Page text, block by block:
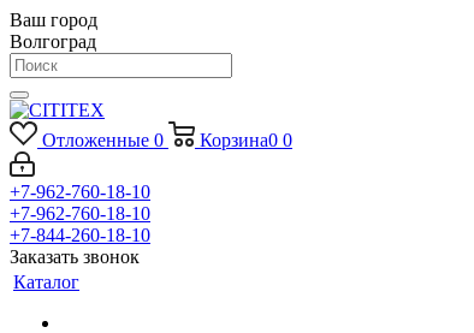
Ваш город
Волгоград
Отложенные 0 Корзина0 0
+7-962-760-18-10
+7-962-760-18-10
+7-844-260-18-10
Заказать звонок
Каталог